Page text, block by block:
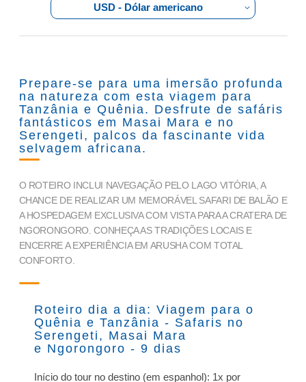
USD - Dólar americano
Prepare-se para uma imersão profunda
na natureza com esta viagem para
Tanzânia e Quênia. Desfrute de safáris
fantásticos em Masai Mara e no
Serengeti, palcos da fascinante vida
selvagem africana.
O ROTEIRO INCLUI NAVEGAÇÃO PELO LAGO VITÓRIA, A
CHANCE DE REALIZAR UM MEMORÁVEL SAFARI DE BALÃO E
A HOSPEDAGEM EXCLUSIVA COM VISTA PARA A CRATERA DE
NGORONGORO. CONHEÇA AS TRADIÇÕES LOCAIS E
ENCERRE A EXPERIÊNCIA EM ARUSHA COM TOTAL
CONFORTO.
Roteiro dia a dia: Viagem para o
Quênia e Tanzânia - Safaris no
Serengeti, Masai Mara
e Ngorongoro - 9 dias
Início do tour no destino (em espanhol): 1x por